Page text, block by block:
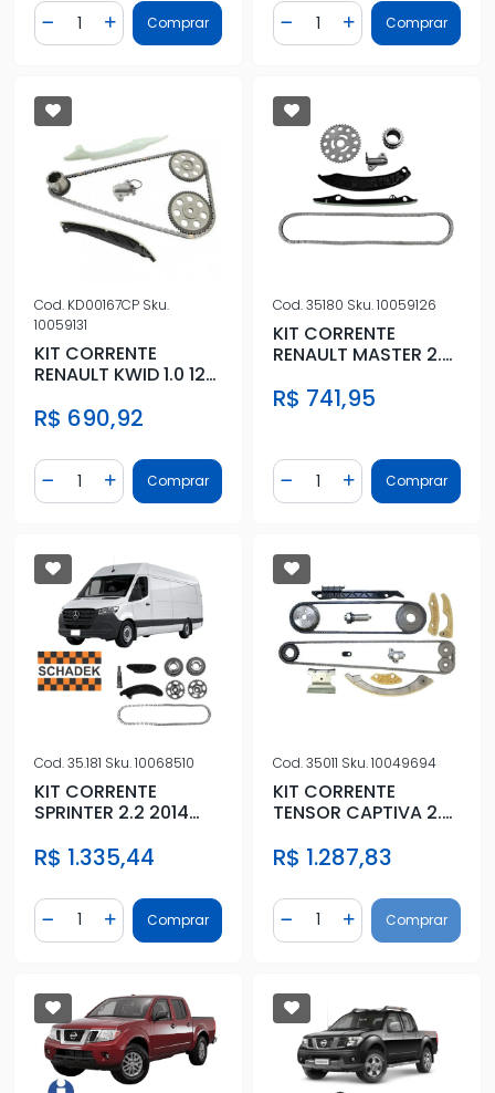
Diminuir Quantidade
Quantidade
Adicionar Quantidade
Comprar Diminuir Quantidade
Quantidade
AdicionarComprar
Cod. KD00167CP Sku.
10059131
KIT CORRENTE
RENAULT KWID 1.0 12V
R$ 690,92
Diminuir Quantidade
Quantidade
Adicionar Quantidade
Comprar
Cod.35180 Sku.10059126
KIT CORRENTE
RENAULT MASTER 2.3
R$ 741,95
Diminuir Quantidade
Quantidade
AdicionarComprar
Cod.35.181 Sku.10068510
KIT CORRENTE
SPRINTER 2.2 2014
R$ 1.335,44
Diminuir Quantidade
Quantidade
Adicionar Quantidade
Comprar
Cod.35011 Sku.10049694
KIT CORRENTE
TENSOR CAPTIVA 2.4
PARCIAL
R$ 1.287,83
Diminuir Quantidade
Quantidade
AdicionarComprar